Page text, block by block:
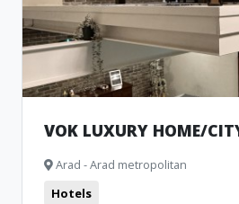
VOK LUXURY HOME/
Arad - Arad metropolitan
Hotels